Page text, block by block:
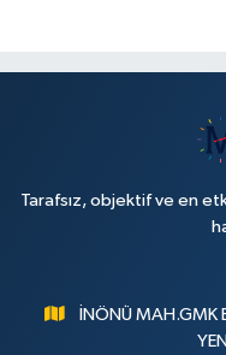
Tarafsız, objektif ve en
İNÖNÜ MAH.GMK